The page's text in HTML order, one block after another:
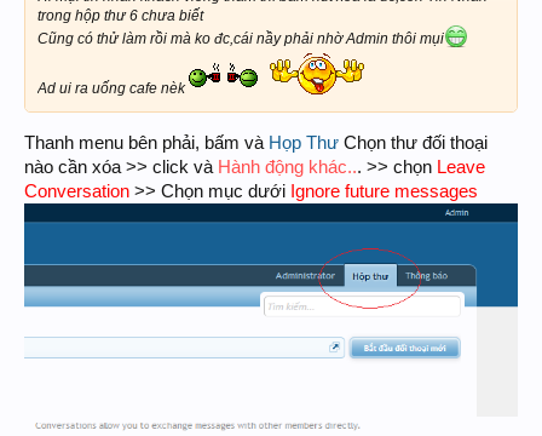
trong hộp thư 6 chưa biết
Cũng có thử làm rồi mà ko đc,cái nầy phải nhờ Admin thôi mụi
Ad ui ra uống cafe nèk
Thanh menu bên phải, bấm và Họp Thư Chọn thư đối thoại
nào cần xóa >> click và Hành động khác... >> chọn Leave
Conversation >> Chọn mục dưới Ignore future messages